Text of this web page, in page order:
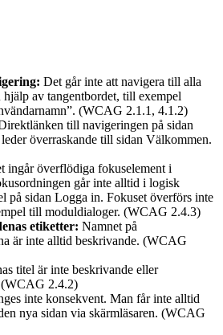
Det går inte att navigera till alla
hjälp av tangentbordet, till exempel
(WCAG 2.1.1, 4.1.2)
till navigeringen på sidan
överraskande till sidan Välkommen.
ingår överflödiga fokuselement i
går inte alltid i logisk
på sidan Logga in. Fokuset överförs inte
till moduldialoger. (WCAG 2.4.3)
etiketter: Namnet på
är inte alltid beskrivande. (WCAG
titel är inte beskrivande eller
2.4.2)
inte konsekvent. Man får inte alltid
nya sidan via skärmläsaren. (WCAG